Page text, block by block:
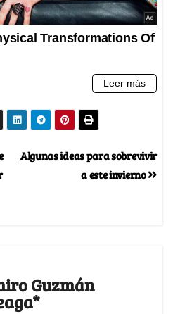
Algunas ideas para sobrevivir
a este invierno
Guzmán